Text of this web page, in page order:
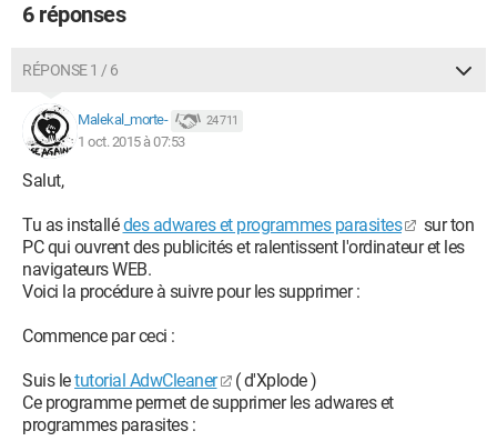
6 réponses
RÉPONSE 1 / 6
Malekal_morte- 24 711
1 oct. 2015 à 07:53
Salut,
Tu as installédes adwares et programmes parasites
sur ton
PC qui ouvrent des publicités et ralentissent l'ordinateur et les
navigateurs WEB.
Voici la procédure à suivre pour les supprimer :
Commence par ceci :
Suis letutorial AdwCleaner
( d'Xplode )
Ce programme permet de supprimer les adwares et
programmes parasites :